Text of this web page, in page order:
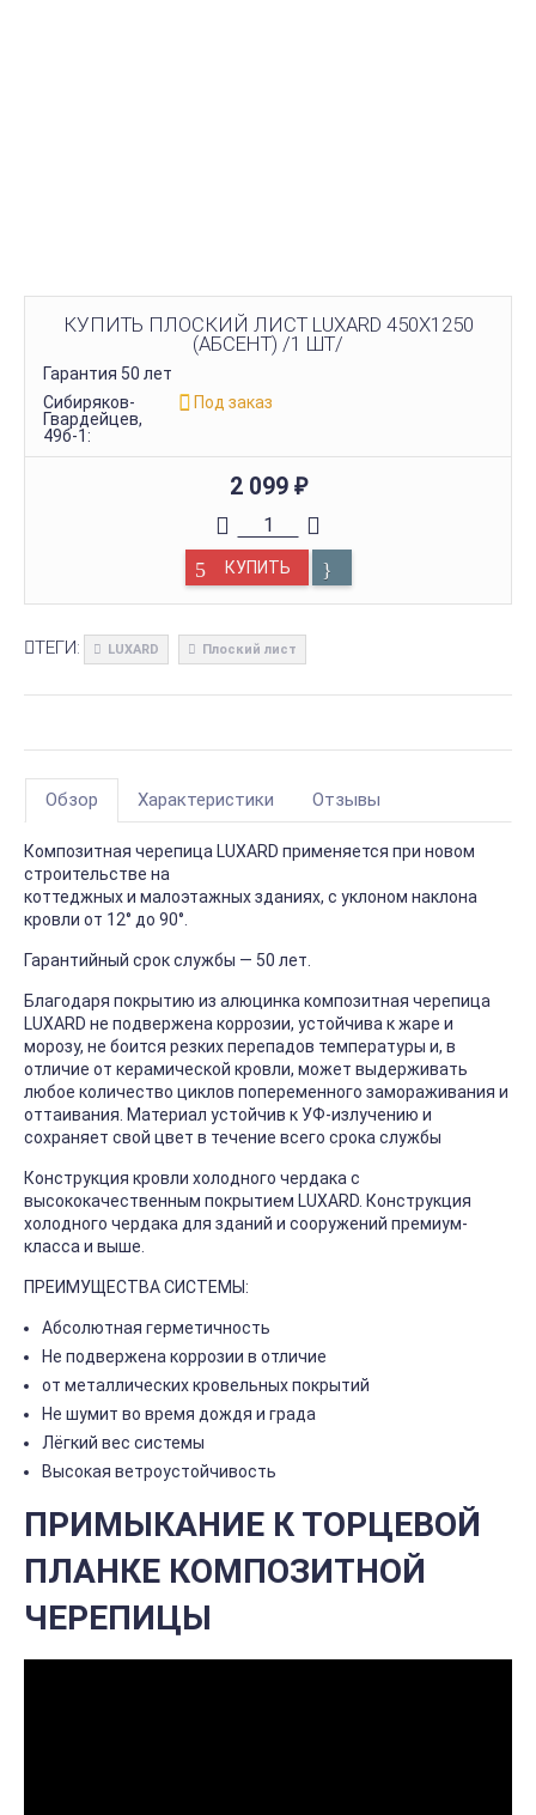
КУПИТЬ ПЛОСКИЙ ЛИСТ LUXARD 450Х1250
(АБСЕНТ) /1 ШТ/
Гарантия 50 лет
Сибиряков-
Гвардейцев,
49б-1:
Под заказ
2 099 ₽
КУПИТЬ
ТЕГИ: LUXARD Плоский лист
Обзор Характеристики Отзывы
Композитная черепица LUXARD применяется при новом
строительстве на
коттеджных и малоэтажных зданиях, с уклоном наклона
кровли от 12° до 90°.
Гарантийный срок службы — 50 лет.
Благодаря покрытию из алюцинка композитная черепица
LUXARD не подвержена коррозии, устойчива к жаре и
морозу, не боится резких перепадов температуры и, в
отличие от керамической кровли, может выдерживать
любое количество циклов попеременного замораживания и
оттаивания. Материал устойчив к УФ-излучению и
сохраняет свой цвет в течение всего срока службы
Конструкция кровли холодного чердака с
высококачественным покрытием LUXARD. Конструкция
холодного чердака для зданий и сооружений премиум-
класса и выше.
ПРЕИМУЩЕСТВА СИСТЕМЫ:
Абсолютная герметичность
Не подвержена коррозии в отличие
от металлических кровельных покрытий
Не шумит во время дождя и града
Лёгкий вес системы
Высокая ветроустойчивость
ПРИМЫКАНИЕ К ТОРЦЕВОЙ
ПЛАНКЕ КОМПОЗИТНОЙ
ЧЕРЕПИЦЫ